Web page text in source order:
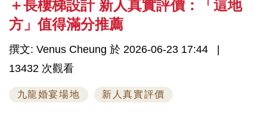
＋長樓梯設計 新人真實評價：「這地
方」值得滿分推薦
撰文: Venus Cheung 於 2026-06-23 17:44
13432 次觀看
九龍婚宴場地 新人真實評價